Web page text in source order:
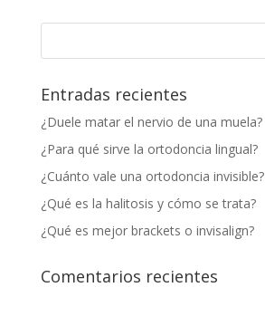
Entradas recientes
¿Duele matar el nervio de una muela​?
¿Para qué sirve la ortodoncia lingual?
¿Cuánto vale una ortodoncia invisible?
¿Qué es la halitosis y cómo se trata?
¿Qué es mejor brackets o invisalign?
Comentarios recientes